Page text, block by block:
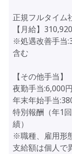
正規フルタイム
【月給】
※処遇改善手当
含む
【その他手当】
夜勤手当:6,000
年末年始手当
特別報酬（年1
績）
※職種、雇用形
支給額は個人で